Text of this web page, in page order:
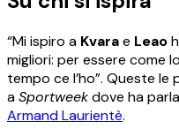
“Mi ispiro a Kvarae Leao
migliori: per essere come
tempo ce l’ho”. Queste le
aSportweekdove ha
Armand Laurientè.